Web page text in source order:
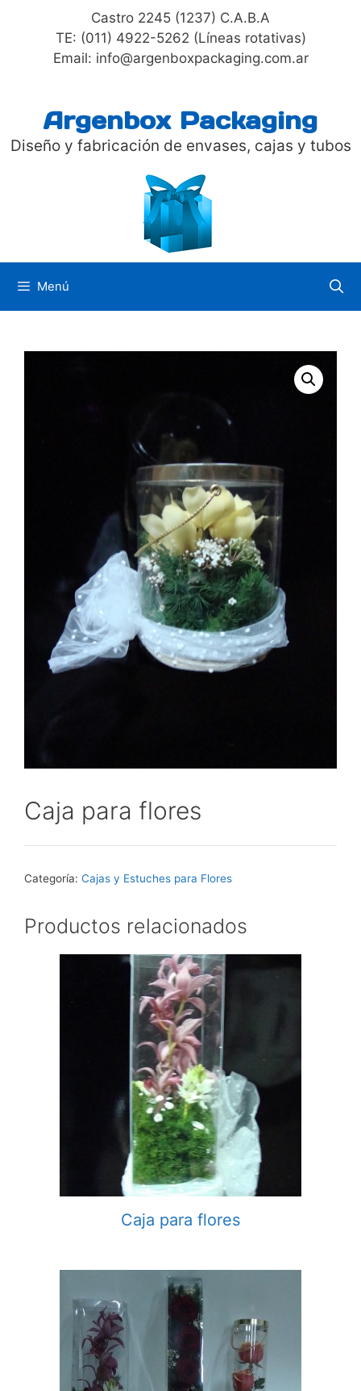
contenido
Castro 2245 (1237) C.A.B.A
TE: (011) 4922-5262 (Líneas rotativas)
Email: info@argenboxpackaging.com.ar
Argenbox Packaging
Diseño y fabricación de envases, cajas y tubos
Menú
Caja para flores
Categoría: Cajas y Estuches para Flores
Productos relacionados
Caja para flores